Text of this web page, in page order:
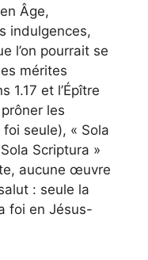
Âge,
indulgences,
l’on pourrait se
mérites
1.17 et l’Épître
les
seule), « Sola
Scriptura »
aucune œuvre
: seule la
foi en Jésus-